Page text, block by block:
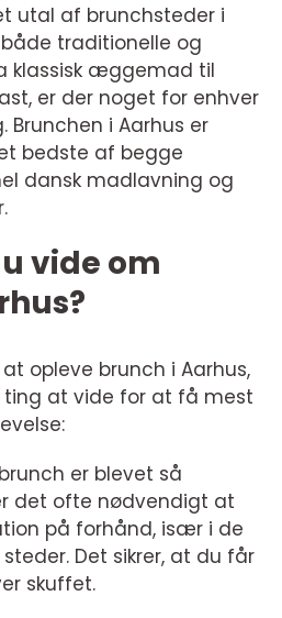
utal af brunchsteder i
traditionelle og
klassisk æggemad til
er der noget for enhver
Brunchen i Aarhus er
bedste af begge
dansk madlavning og
vide om
opleve brunch i Aarhus,
at vide for at få mest
er blevet så
det ofte nødvendigt at
på forhånd, især i de
Det sikrer, at du får
skuffet.